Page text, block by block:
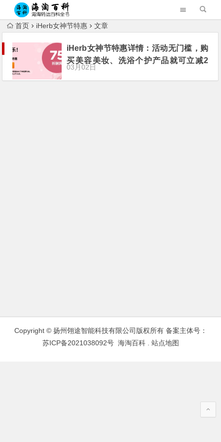
首页 iHerb女神节特惠 文章
iHerb女神节特惠详情：活动无门槛，购
买美容美妆、洗浴个护产品就可立减2
5%
03月02日
Copyright © 扬州翎途智能科技有限公司版权所有 备案主体号：
苏ICP备2021038092号 海淘百科. 站点地图